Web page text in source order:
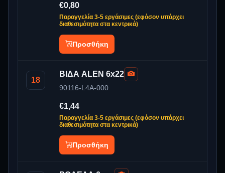
€0,80
Παραγγελία 3-5 εργάσιμες (εφόσον υπάρχει
διαθεσιμότητα στα κεντρικά)
Προσθήκη
18
ΒΙΔΑ ALEN 6x22
90116-L4A-000
€1,44
Παραγγελία 3-5 εργάσιμες (εφόσον υπάρχει
διαθεσιμότητα στα κεντρικά)
Προσθήκη